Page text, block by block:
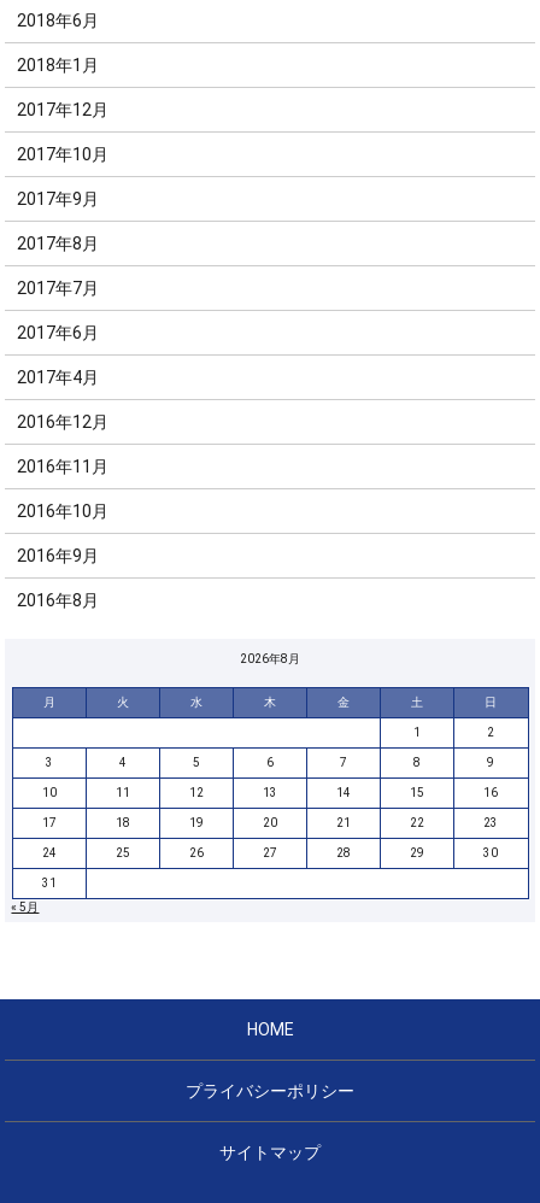
2018年6月
2018年1月
2017年12月
2017年10月
2017年9月
2017年8月
2017年7月
2017年6月
2017年4月
2016年12月
2016年11月
2016年10月
2016年9月
2016年8月
2026年8月
月 火 水 木 金 土 日
1 2
3 4 5 6 7 8 9
10 11 12 13 14 15 16
17 18 19 20 21 22 23
24 25 26 27 28 29 30
31
« 5月
HOME
プライバシーポリシー
サイトマップ